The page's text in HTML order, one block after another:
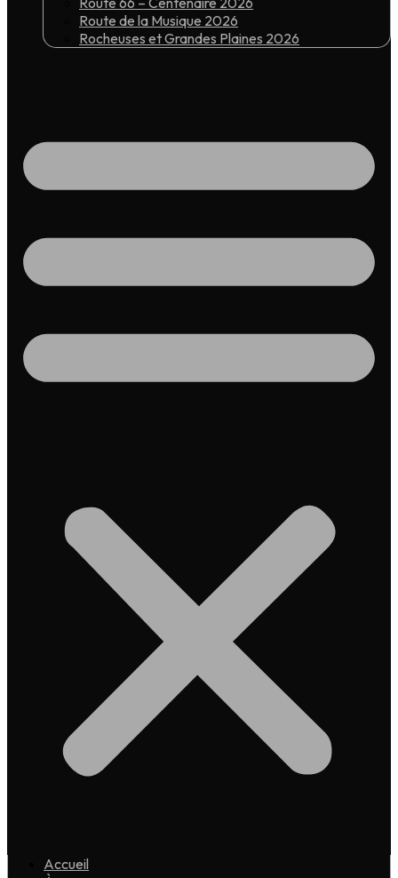
Route de la Musique 2026
Rocheuses et Grandes Plaines 2026
Accueil